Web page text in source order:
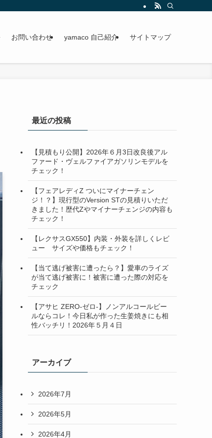
お問い合わせ yamaco 自己紹介 サイトマップ
最近の投稿
【見積もり公開】2026年６月3日改良後アル
ファード・ヴェルファイアガソリンモデルを
チェック！
【フェアレディZ ついにマイナーチェン
ジ！？】現行型のVersion STの見積りいただ
きました！歴代Zやマイナーチェンジの内容も
チェック！
【レクサスGX550】内装・外装を詳しくレビ
ュー サイズや価格もチェック！
【当て逃げ被害に遭ったら？】愛車のライズ
が当て逃げ被害に！被害に遭った際の対応を
チェック
【アサヒ ZERO-ゼロ-】ノンアルコールビー
ルならコレ！今日私が作った生姜焼きにも相
性バッチリ！2026年５月４日
アーカイブ
2026年7月
2026年5月
2026年4月